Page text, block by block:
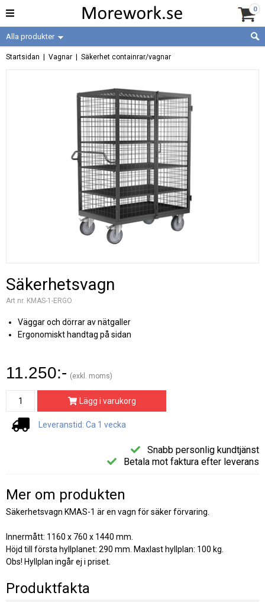
0
Alla produkter
Startsidan Vagnar Säkerhet containrar/vagnar
Säkerhetsvagn
Art nr. KMAS-1-ERGO
Väggar och dörrar av nätgaller
Ergonomiskt handtag på sidan
11.250:- (exkl. moms)
Lägg i varukorg
Leveranstid: Ca 1 vecka
Snabb personlig kundtjänst
Betala mot faktura efter leverans
Mer om produkten
Säkerhetsvagn KMAS-1 är en vagn för säker förvaring.
Innermått: 1160 x 760 x 1440 mm.
Höjd till första hyllplanet: 290 mm. Maxlast hyllplan: 100 kg.
Obs! Hyllplan ingår ej i priset.
Produktfakta